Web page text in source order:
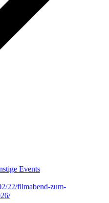
Events
22/filmabend-zum-